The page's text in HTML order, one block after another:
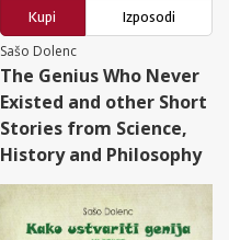
Kupi
Izposodi
Sašo Dolenc
The Genius Who Never
Existed and other Short
Stories from Science,
History and Philosophy